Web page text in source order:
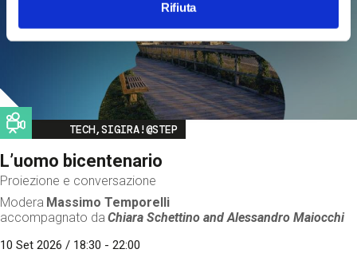
Rifiuta
Image
TECH,SIGIRA!@STEP
L’uomo bicentenario
Proiezione e conversazione
Modera Massimo Temporelli
accompagnato da Chiara Schettino andAlessandro Maiocchi
10 Set 2026 / 18:30 - 22:00